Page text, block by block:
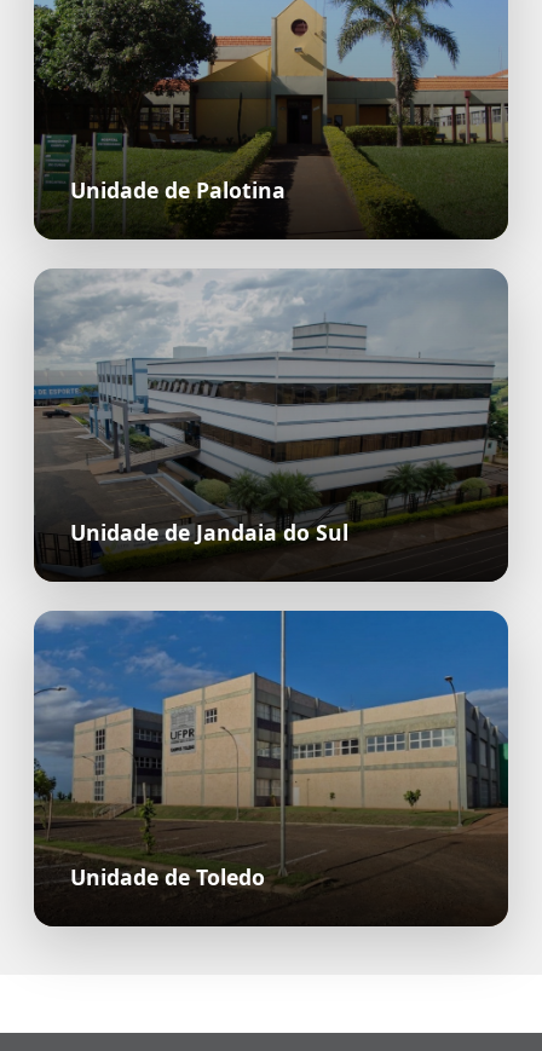
Unidade de Palotina
Unidade de Jandaia do Sul
Unidade de Toledo